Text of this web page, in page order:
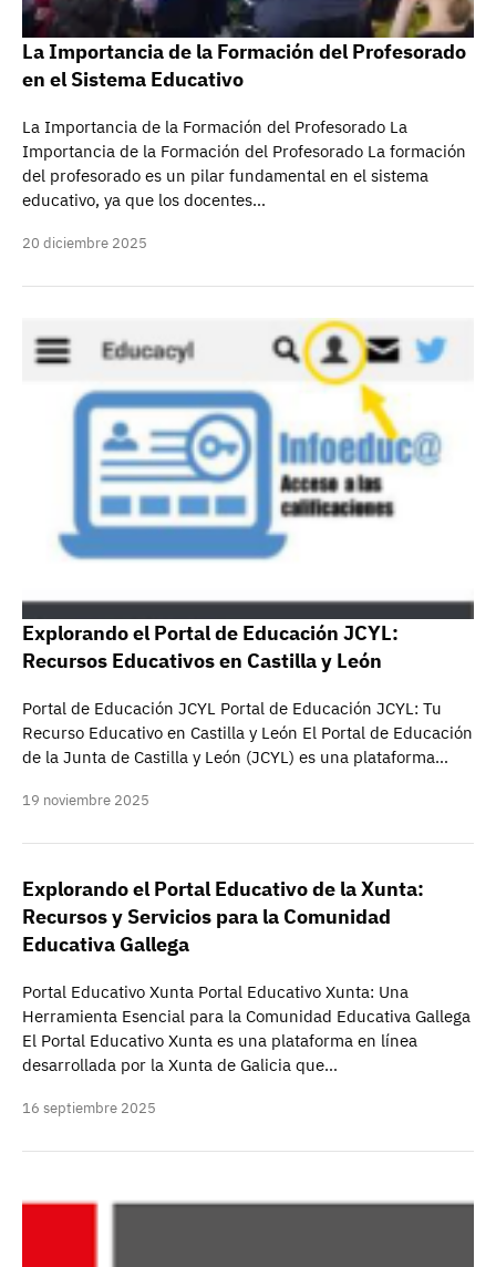
La Importancia de la Formación del Profesorado
en el Sistema Educativo
La Importancia de la Formación del Profesorado La
Importancia de la Formación del Profesorado La formación
del profesorado es un pilar fundamental en el sistema
educativo, ya que los docentes…
20 diciembre 2025
Explorando el Portal de Educación JCYL:
Recursos Educativos en Castilla y León
Portal de Educación JCYL Portal de Educación JCYL: Tu
Recurso Educativo en Castilla y León El Portal de Educación
de la Junta de Castilla y León (JCYL) es una plataforma…
19 noviembre 2025
Explorando el Portal Educativo de la Xunta:
Recursos y Servicios para la Comunidad
Educativa Gallega
Portal Educativo Xunta Portal Educativo Xunta: Una
Herramienta Esencial para la Comunidad Educativa Gallega
El Portal Educativo Xunta es una plataforma en línea
desarrollada por la Xunta de Galicia que…
16 septiembre 2025